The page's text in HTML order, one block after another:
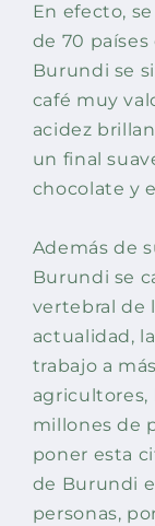
En efecto,
de 70
Burundi se
café muy
acidez
un final
chocolate y
Además de
Burundi se
vertebral de
actualidad,
trabajo a
agricultores,
millones de
poner esta
de Burundi
personas,